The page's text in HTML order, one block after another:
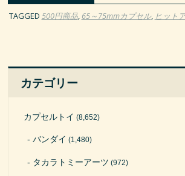
TAGGED 500円商品, 65～75mmカプセル, ヒット
カテゴリー
カプセルトイ (8,652)
バンダイ (1,480)
タカラトミーアーツ (972)